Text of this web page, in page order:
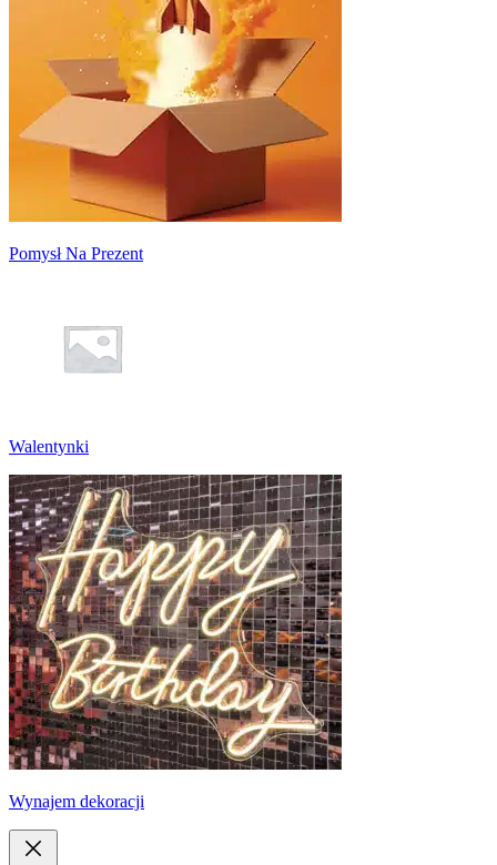
Pomysł Na Prezent
Walentynki
Wynajem dekoracji